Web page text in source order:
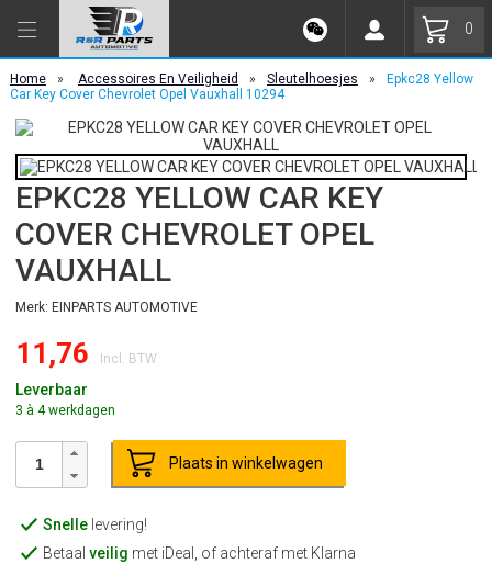
0
Home » Accessoires En Veiligheid » Sleutelhoesjes »
Epkc28 Yellow
Car Key Cover Chevrolet Opel Vauxhall 10294
EPKC28 YELLOW CAR KEY
COVER CHEVROLET OPEL
VAUXHALL
Merk: EINPARTS AUTOMOTIVE
11,76 Incl. BTW
Leverbaar
3 à 4 werkdagen
Plaats in winkelwagen
Snellelevering!
Betaal veilig met iDeal, of achteraf met Klarna